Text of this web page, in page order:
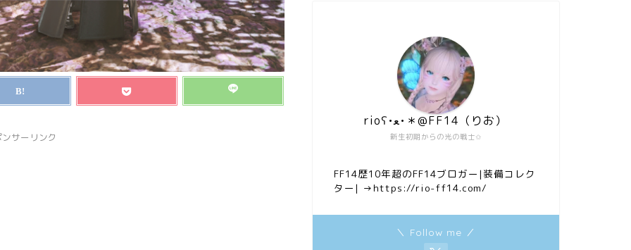
サーリンク 新生初期からの光の戦士✩
rioʕ•ﻌ•＊@FF14（りお）
FF14歴10年超のFF14ブロガー|装備コレク
ター| →https://rio-ff14.com/
＼ Follow me ／